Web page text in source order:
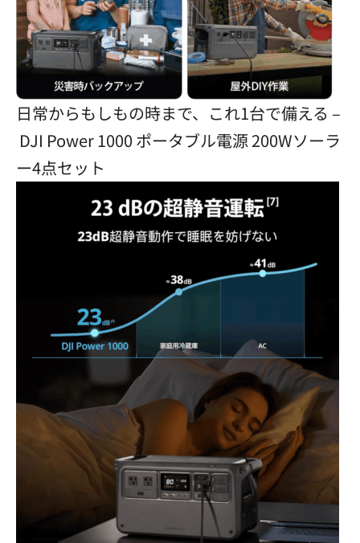
日常からもしもの時まで、これ1台で備える –
DJI Power 1000 ポータブル電源 200Wソーラ
ー4点セット